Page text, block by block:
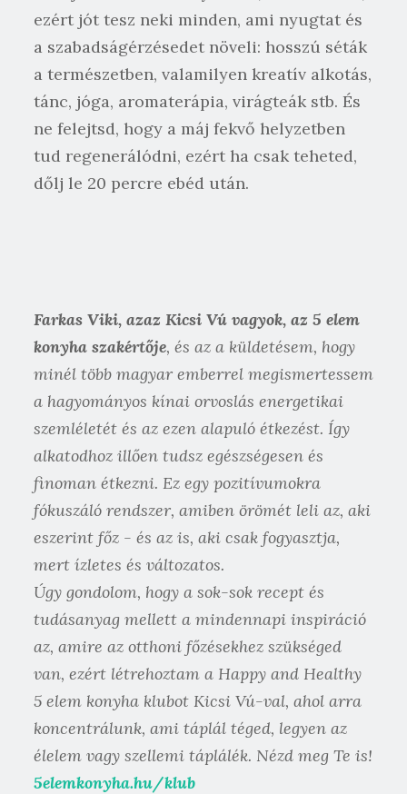
ezért jót tesz neki minden, ami nyugtat és
a szabadságérzésedet növeli: hosszú séták
a természetben, valamilyen kreatív alkotás,
tánc, jóga, aromaterápia, virágteák stb. És
ne felejtsd, hogy a máj fekvő helyzetben
tud regenerálódni, ezért ha csak teheted,
dőlj le 20 percre ebéd után.
Farkas Viki, azaz Kicsi Vú vagyok, az 5 elem
konyha szakértője, és az a küldetésem, hogy
minél több magyar emberrel megismertessem
a hagyományos kínai orvoslás energetikai
szemléletét és az ezen alapuló étkezést. Így
alkatodhoz illően tudsz egészségesen és
finoman étkezni. Ez egy pozitívumokra
fókuszáló rendszer, amiben örömét leli az, aki
eszerint főz - és az is, aki csak fogyasztja,
mert ízletes és változatos.
Úgy gondolom, hogy a sok-sok recept és
tudásanyag mellett a mindennapi inspiráció
az, amire az otthoni főzésekhez szükséged
van, ezért létrehoztam a Happy and Healthy
5 elem konyha klubot Kicsi Vú-val, ahol arra
koncentrálunk, ami táplál téged, legyen az
élelem vagy szellemi táplálék. Nézd meg Te is!
5elemkonyha.hu/klub